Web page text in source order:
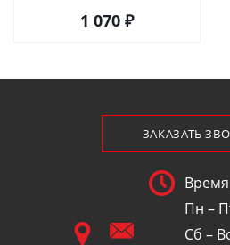
1 070 ₽
ЗАКАЗАТЬ
Пн –
Сб –